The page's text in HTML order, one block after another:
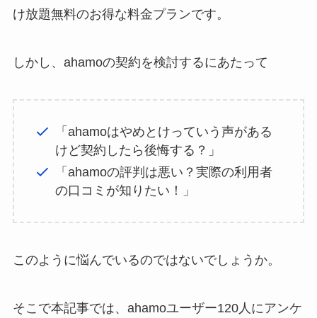
け放題無料のお得な料金プランです。
しかし、ahamoの契約を検討するにあたって
「ahamoはやめとけっていう声がある
けど契約したら後悔する？」
「ahamoの評判は悪い？実際の利用者
の口コミが知りたい！」
このように悩んでいるのではないでしょうか。
そこで本記事では、ahamoユーザー120人にアンケ